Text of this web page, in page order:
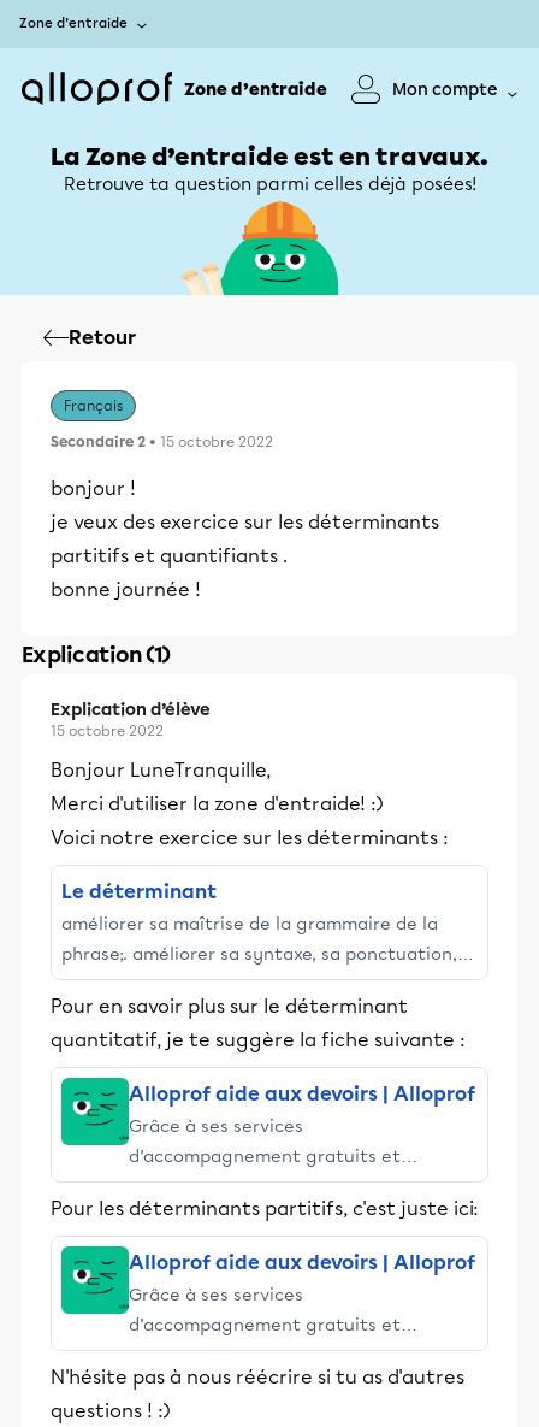
Zone d’entraide
Zone d’entraide Mon compte
La Zone d’entraide est en travaux.
Retrouve ta question parmi celles déjà posées!
Retour
Français
Secondaire 2 • 15 octobre 2022
bonjour !
je veux des exercice sur les déterminants
partitifs et quantifiants .
bonne journée !
Explication (1)
Explication d’élève
15 octobre 2022
Bonjour LuneTranquille,
Merci d'utiliser la zone d'entraide! :)
Voici notre exercice sur les déterminants :
Le déterminant
améliorer sa maîtrise de la grammaire de la
phrase;. améliorer sa syntaxe, sa ponctuation,
son orthographe lexicale et grammaticale;.
augmenter sa capacité ...
Pour en savoir plus sur le déterminant
quantitatif, je te suggère la fiche suivante :
Alloprof aide aux devoirs | Alloprof
Grâce à ses services
d’accompagnement gratuits et
stimulants, Alloprof engage les élèves
et leurs parents dans la réussite
Pour les déterminants partitifs, c'est juste ici:
Alloprof aide aux devoirs | Alloprof
Grâce à ses services
d’accompagnement gratuits et
stimulants, Alloprof engage les élèves
et leurs parents dans la réussite
éducative.
N'hésite pas à nous réécrire si tu as d'autres
questions ! :)